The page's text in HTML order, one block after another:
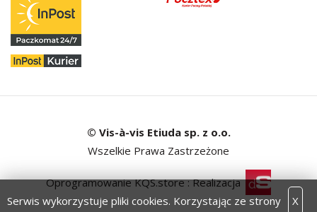
© Vis-à-vis Etiuda sp. z o.o.
Wszelkie Prawa Zastrzeżone
Oprogramowanie KQS.store:Realizacja
Serwis wykorzystuje pliki cookies. Korzystając ze strony
X